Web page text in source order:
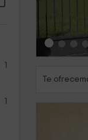
1
1
Te